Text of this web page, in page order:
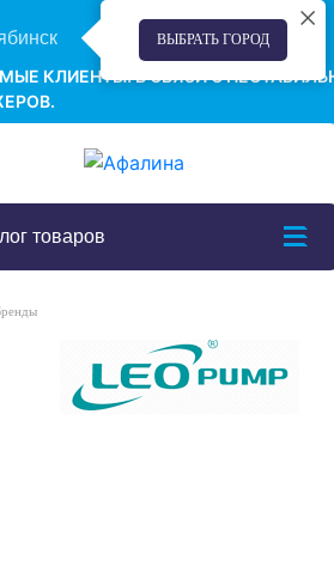
ВЫБРАТЬ ГОРОД
+7 (351) 242-00-58
КЛИЕНТЫ! В СВЯЗИ С
товаров